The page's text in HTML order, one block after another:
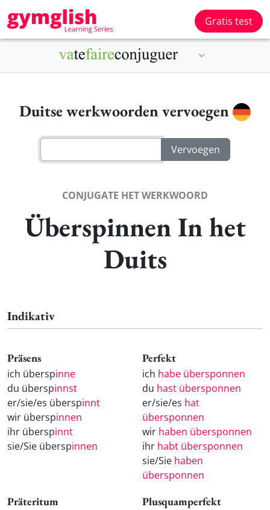
Gratis test
Duitse werkwoorden vervoegen
CONJUGATE HET WERKWOORD
Überspinnen In het
Duits
Indikativ
Präsens
ich überspinne
du überspinnst
er/sie/es überspinnt
wir überspinnen
ihr überspinnt
sie/Sie überspinnen
Perfekt
ich habe übersponnen
du hast übersponnen
er/sie/es hat
übersponnen
wir haben übersponnen
ihr habt übersponnen
sie/Sie haben
übersponnen
Präteritum Plusquamperfekt